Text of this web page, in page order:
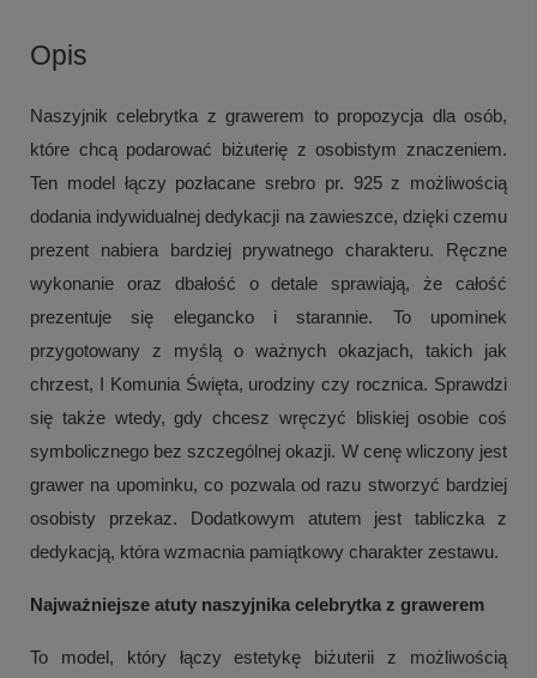
Opis
Naszyjnik celebrytka z grawerem to propozycja dla osób,
które chcą podarować biżuterię z osobistym znaczeniem.
Ten model łączy pozłacane srebro pr. 925 z możliwością
dodania indywidualnej dedykacji na zawieszce, dzięki czemu
prezent nabiera bardziej prywatnego charakteru. Ręczne
wykonanie oraz dbałość o detale sprawiają, że całość
prezentuje się elegancko i starannie. To upominek
przygotowany z myślą o ważnych okazjach, takich jak
chrzest, I Komunia Święta, urodziny czy rocznica. Sprawdzi
się także wtedy, gdy chcesz wręczyć bliskiej osobie coś
symbolicznego bez szczególnej okazji. W cenę wliczony jest
grawer na upominku, co pozwala od razu stworzyć bardziej
osobisty przekaz. Dodatkowym atutem jest tabliczka z
dedykacją, która wzmacnia pamiątkowy charakter zestawu.
Najważniejsze atuty naszyjnika celebrytka z grawerem
To model, który łączy estetykę biżuterii z możliwością